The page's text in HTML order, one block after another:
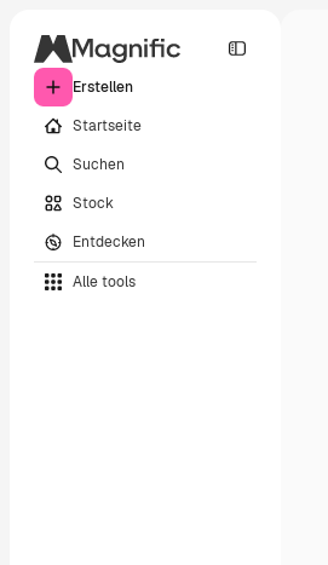
Erstellen
Startseite
Suchen
Stock
Entdecken
Alle tools